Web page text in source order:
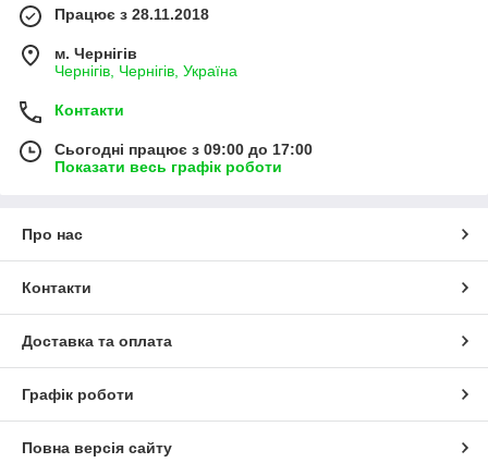
Працює з 28.11.2018
м. Чернігів
Чернігів, Чернігів, Україна
Контакти
Сьогодні працює з 09:00 до 17:00
Показати весь графік роботи
Про нас
Контакти
Доставка та оплата
Графік роботи
Повна версія сайту